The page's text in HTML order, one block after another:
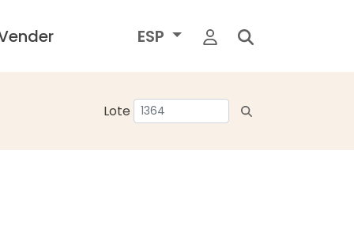
ESP
Lote